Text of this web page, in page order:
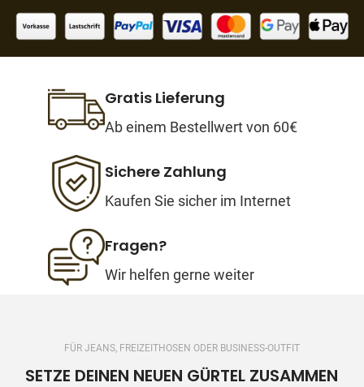
Gratis Lieferung
Ab einem Bestellwert von 60€
Sichere Zahlung
Kaufen Sie sicher im Internet
Fragen?
Wir helfen gerne weiter
FÜR JEANS, FREIZEITHOSEN ODER BUSINESS-OUTFIT
SETZE DEINEN NEUEN GÜRTEL ZUSAMMEN